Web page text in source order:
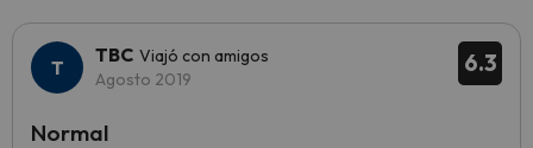
6.3
TBC Viajó con amigos
Agosto 2019
Normal